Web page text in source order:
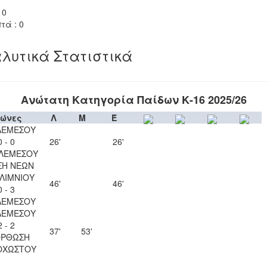
: 0
Στατιστικά
Ανώτατη Κατηγορία Παίδων Κ-16 2025/26
Λ Μ
Έ
- 0
26'
26'
ΝΕΩΝ
- 3
46' 46'
- 2
37' 53'